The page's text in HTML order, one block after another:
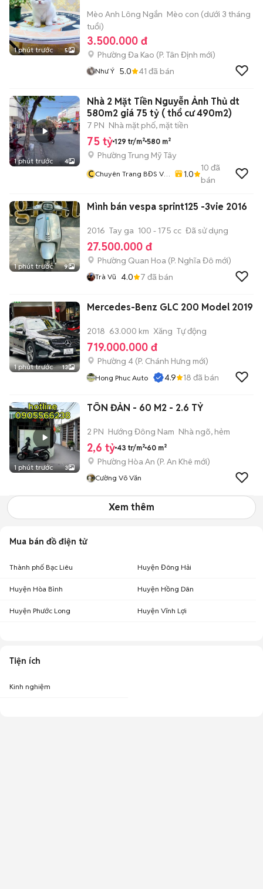
1 phút trước 5
Mèo Anh Lông Ngắn Mèo con (dưới 3 tháng
tuổi)
3.500.000 đ
Phường Đa Kao (P. Tân Định mới)
Như Ý 5.0 41 đã bán
1 phút trước 4
Nhà 2 Mặt Tiền Nguyễn Ảnh Thủ dt
580m2 giá 75 tỷ ( thổ cư 490m2)
7 PN Nhà mặt phố, mặt tiền
75 tỷ 129 tr/m² 580 m²
Phường Trung Mỹ Tây
CChuyên Trang BĐS Vũ
1.0
10 đã
bán
1 phút trước 9
Mình bán vespa sprint125 -3vie 2016
2016 Tay ga 100 - 175 cc Đã sử dụng
27.500.000 đ
Phường Quan Hoa (P. Nghĩa Đô mới)
Trà Vũ 4.0 7 đã bán
1 phút trước 13
Mercedes-Benz GLC 200 Model 2019
2018 63.000 km Xăng Tự động
719.000.000 đ
Phường 4 (P. Chánh Hưng mới)
Hong Phuc Auto 4.9 18 đã bán
1 phút trước 3
TÔN ĐẢN - 60 M2 - 2.6 TỶ
2 PN Hướng Đông Nam Nhà ngõ, hẻm
2,6 tỷ 43 tr/m² 60 m²
Phường Hòa An (P. An Khê mới)
Cường Võ Văn
Xem thêm
Mua bán đồ điện tử
Thành phố Bạc Liêu Huyện Đông Hải
Huyện Hòa Bình Huyện Hồng Dân
Huyện Phước Long Huyện Vĩnh Lợi
Tiện ích
Kinh nghiệm